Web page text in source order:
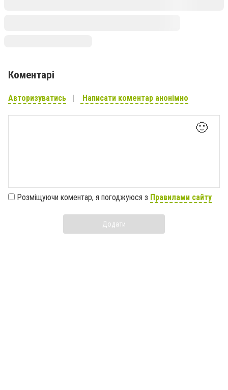
Коментарі
Авторизуватись Написати коментар анонімно
🙂
Розміщуючи коментар, я погоджуюся з Правилами сайту
Додати